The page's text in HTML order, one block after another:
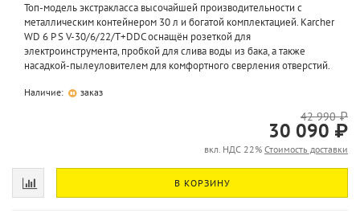
Топ-модель экстракласса высочайшей производительности с
металлическим контейнером 30 л и богатой комплектацией. Karcher
WD 6 P S V-30/6/22/T+DDC оснащён розеткой для
электроинструмента, пробкой для слива воды из бака, а также
насадкой-пылеуловителем для комфортного сверления отверстий.
Наличие: заказ
42 990 ₽
30 090 ₽
вкл. НДС 22% Стоимость доставки
В КОРЗИНУ